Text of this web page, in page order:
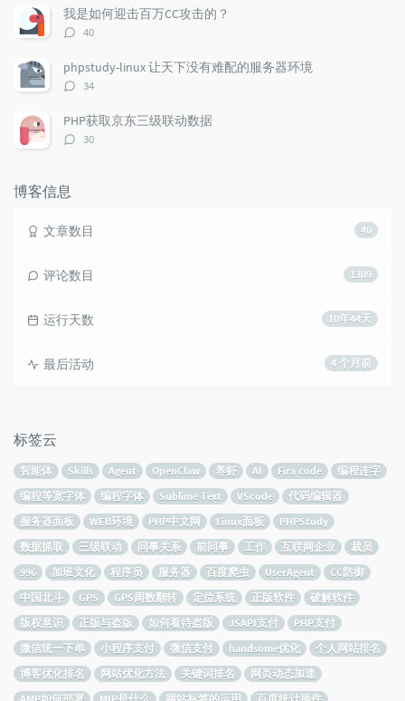
数：
我是如何迎击百万CC攻击的？
评
数：
40
phpstudy-linux 让天下没有难配的服务器环境
评
数：
34
PHP获取京东三级联动数据
评
30
博客信息
40
文章数目
1309
评论数目
10年44天
运行天数
4 个月前
最后活动
标签云
智能体 Skills Agent OpenClaw 养虾 AI Fira code
编程连字
编程等宽字体
编程字体 Sublime Text VScode
代码编辑器
服务器面板
WEB环境 PHP中文网 Linux面板
PHPStudy
数据抓取
三级联动 同事关系 前同事 工作 互联网企业
裁员
996
加班文化 程序员 服务器 百度爬虫 UserAgent
CC防御
中国北斗
GPS GPS周数翻转 定位系统 正版软件
破解软件
版权意识
正版与盗版 如何看待盗版 JSAPI支付
PHP支付
微信统一下单
小程序支付 微信支付 handsome优化
个人网站排名
博客优化排名
网站优化方法 关键词排名
网页动态加速